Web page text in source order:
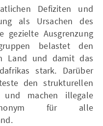
Defiziten und
als Ursachen des
gezielte Ausgrenzung
belastet den
Land und damit das
stark. Darüber
den strukturellen
und machen illegale
für alle